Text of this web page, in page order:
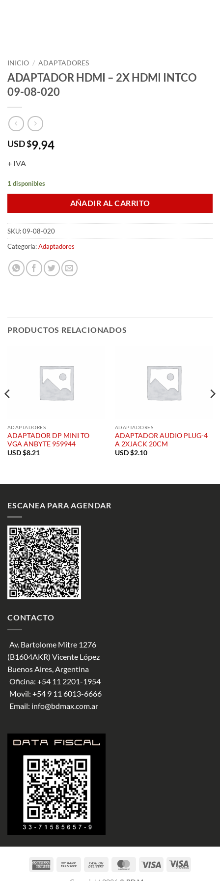
INICIO / ADAPTADORES
ADAPTADOR HDMI – 2X HDMI INTCO
09-08-020
USD $9.94
+ IVA
1 disponibles
AÑADIR AL CARRITO
SKU:09-08-020
Categoría:Adaptadores
PRODUCTOS RELACIONADOS
ADAPTADORES
ADAPTADOR DP MINI TO
VGA ANBYTE 959944
USD $8.21
ADAPTADORES
ADAPTADOR AUDIO PLUG-4
A 2XJACK 20CM
USD $2.10
ESCANEA PARA AGENDAR
CONTACTO
Av. Bartolome Mitre 1276
(B1604AKR) Vicente López
Buenos Aires, Argentina
Oficina: +54 11 2201-1954
Movil: +54 9 11 6013-6666
Email: info@bdmax.com.ar
American
Bank
Cash
MasterCardVisa
Visa